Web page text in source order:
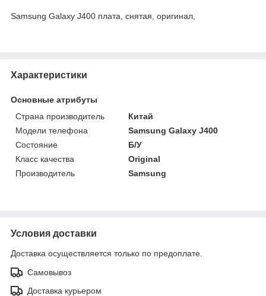
Samsung Galaxy J400 плата, снятая, оригинал,
Характеристики
Основные атрибуты
Страна производитель
Китай
Модели телефона
Samsung Galaxy J400
Состояние
Б/У
Класс качества
Original
Производитель
Samsung
Условия доставки
Доставка осуществляется только по предоплате.
Самовывоз
Доставка курьером